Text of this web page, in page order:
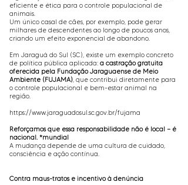
eficiente e ética para o controle populacional de
animais.
Um único casal de cães, por exemplo, pode gerar
milhares de descendentes ao longo de poucos anos,
criando um efeito exponencial de abandono.
Em Jaraguá do Sul (SC), existe um exemplo concreto
de política pública aplicada: a castração gratuita
oferecida pela Fundação Jaraguaense de Meio
Ambiente (FUJAMA), que contribui diretamente para
o controle populacional e bem-estar animal na
região.
https://www.jaraguadosul.sc.gov.br/fujama
Reforçamos que essa responsabilidade não é local — é
nacional. *mundial
A mudança depende de uma cultura de cuidado,
consciência e ação contínua.
Contra maus-tratos e incentivo à denúncia